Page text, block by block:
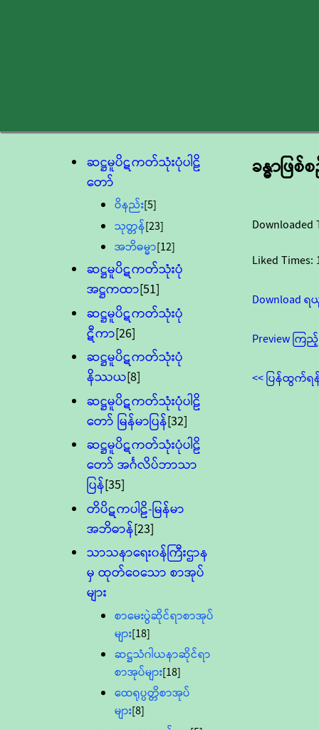
ဆဋ္ဌမူပိဋကတ်သုံးပုံပါဠိ
တော်
ဝိနည်း[5]
သုတ္တန်[23]
အဘိဓမ္မာ[12]
ဆဋ္ဌမူပိဋကတ်သုံးပုံ
အဋ္ဌကထာ[51]
ဆဋ္ဌမူပိဋကတ်သုံးပုံ
ဋီကာ[26]
ဆဋ္ဌမူပိဋကတ်သုံးပုံ
နိဿယ[8]
ဆဋ္ဌမူပိဋကတ်သုံးပုံပါဠိ
တော် မြန်မာပြန်[32]
ဆဋ္ဌမူပိဋကတ်သုံးပုံပါဠိ
တော် အင်္ဂလိပ်ဘာသာ
ပြန်[35]
တိပိဋကပါဠိ-မြန်မာ
အဘိဓာန်[23]
သာသနာရေး၀န်ကြီးဌာန
မှ ထုတ်ဝေသော စာအုပ်
များ
စာမေးပွဲဆိုင်ရာစာအုပ်
များ[18]
ဆဋ္ဌသံဂါယနာဆိုင်ရာ
စာအုပ်များ[18]
ထေရုပ္ပတ္တိစာအုပ်
များ[8]
ခန္ဓာဖြ
Downloaded
Liked Times:
Download
Preview ကြ
<< ပြန်ထွက်ရ